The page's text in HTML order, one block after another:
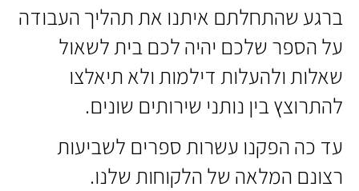
ברגע שהתחלתם איתנו את תהליך העבודה
על הספר שלכם יהיה לכם בית לשאול
שאלות ולהעלות דילמות ולא תיאלצו
להתרוצץ בין נותני שירותים שונים.
עד כה הפקנו עשרות ספרים לשביעות
רצונם המלאה של הלקוחות שלנו.